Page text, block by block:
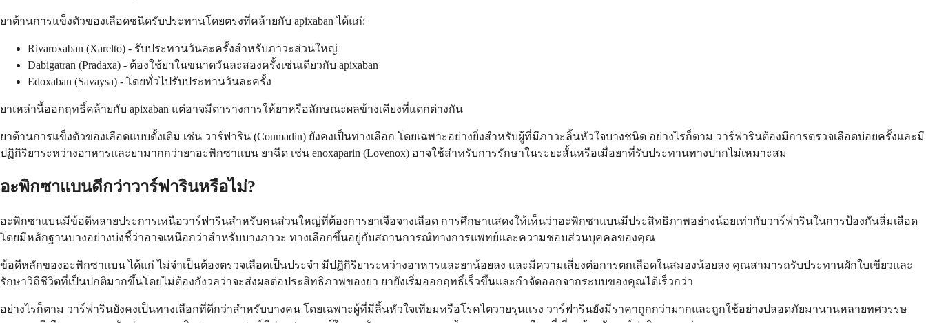
ยาต้านการแข็งตัวของเลือดชนิดรับประทานโดยตรงที่คล้ายกับ apixaban ได้แก่:
Rivaroxaban (Xarelto) - รับประทานวันละครั้งสำหรับภาวะส่วนใหญ่
Dabigatran (Pradaxa) - ต้องใช้ยาในขนาดวันละสองครั้งเช่นเดียวกับ apixaban
Edoxaban (Savaysa) - โดยทั่วไปรับประทานวันละครั้ง
ยาเหล่านี้ออกฤทธิ์คล้ายกับ apixaban แต่อาจมีตารางการให้ยาหรือลักษณะผลข้างเคียงที่แตกต่างกัน
ยาต้านการแข็งตัวของเลือดแบบดั้งเดิม เช่น วาร์ฟาริน (Coumadin) ยังคงเป็นทางเลือก โดยเฉพาะอย่างยิ่งสำหรับผู้ที่มีภาวะลิ้นหัวใจบางชนิด อย่างไรก็ตาม วาร์ฟารินต้องมีการตรวจเลือดบ่อยครั้งและมี
ปฏิกิริยาระหว่างอาหารและยามากกว่ายาอะพิกซาแบน ยาฉีด เช่น enoxaparin (Lovenox) อาจใช้สำหรับการรักษาในระยะสั้นหรือเมื่อยาที่รับประทานทางปากไม่เหมาะสม
อะพิกซาแบนดีกว่าวาร์ฟารินหรือไม่?
อะพิกซาแบนมีข้อดีหลายประการเหนือวาร์ฟารินสำหรับคนส่วนใหญ่ที่ต้องการยาเจือจางเลือด การศึกษาแสดงให้เห็นว่าอะพิกซาแบนมีประสิทธิภาพอย่างน้อยเท่ากับวาร์ฟารินในการป้องกันลิ่มเลือด
โดยมีหลักฐานบางอย่างบ่งชี้ว่าอาจเหนือกว่าสำหรับบางภาวะ ทางเลือกขึ้นอยู่กับสถานการณ์ทางการแพทย์และความชอบส่วนบุคคลของคุณ
ข้อดีหลักของอะพิกซาแบน ได้แก่ ไม่จำเป็นต้องตรวจเลือดเป็นประจำ มีปฏิกิริยาระหว่างอาหารและยาน้อยลง และมีความเสี่ยงต่อการตกเลือดในสมองน้อยลง คุณสามารถรับประทานผักใบเขียวและ
รักษาวิถีชีวิตที่เป็นปกติมากขึ้นโดยไม่ต้องกังวลว่าจะส่งผลต่อประสิทธิภาพของยา ยายังเริ่มออกฤทธิ์เร็วขึ้นและกำจัดออกจากระบบของคุณได้เร็วกว่า
อย่างไรก็ตาม วาร์ฟารินยังคงเป็นทางเลือกที่ดีกว่าสำหรับบางคน โดยเฉพาะผู้ที่มีลิ้นหัวใจเทียมหรือโรคไตวายรุนแรง วาร์ฟารินยังมีราคาถูกกว่ามากและถูกใช้อย่างปลอดภัยมานานหลายทศวรรษ